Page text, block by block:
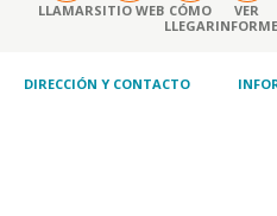
LLAMARSITIO WEB CÓMO
LLEGAR
VER
INFORME
DIRECCIÓN Y CONTACTO